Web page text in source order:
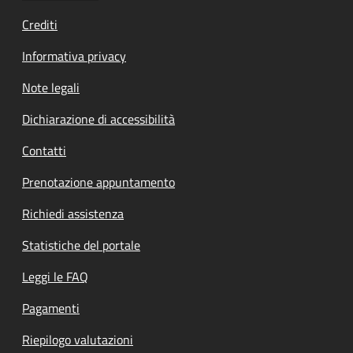
Crediti
Informativa privacy
Note legali
Dichiarazione di accessibilità
Contatti
Prenotazione appuntamento
Richiedi assistenza
Statistiche del portale
Leggi le FAQ
Pagamenti
Riepilogo valutazioni